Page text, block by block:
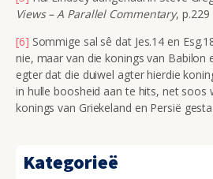
Views – A Parallel Commentary, p.229
[6] Sommige sal sê dat Jes.14 en
nie, maar van die konings van Babilon
egter dat die duiwel agter hierdie
in hulle boosheid aan te hits, net soos
konings van Griekeland en Persië
Kategorieë